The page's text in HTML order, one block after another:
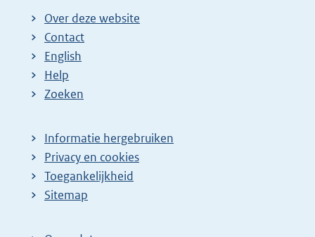
Over deze website
Contact
English
Help
Zoeken
Informatie hergebruiken
Privacy en cookies
Toegankelijkheid
Sitemap